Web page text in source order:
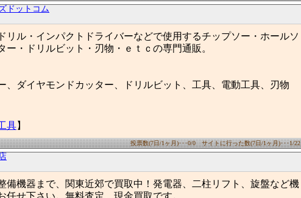
ドットコム
リル・インパクトドライバーなどで使用するチップソー・ホールソ
ー・ドリルビット・刃物・ｅｔｃの専門通販。
、ダイヤモンドカッター、ドリルビット、工具、電動工具、刃物
具】
投票数(7日/1ヶ月)･･･0/0 サイトに行った数(7日/1ヶ月)･･･1/22
備機器まで、関東近郊で買取中！発電器、二柱リフト、旋盤など機